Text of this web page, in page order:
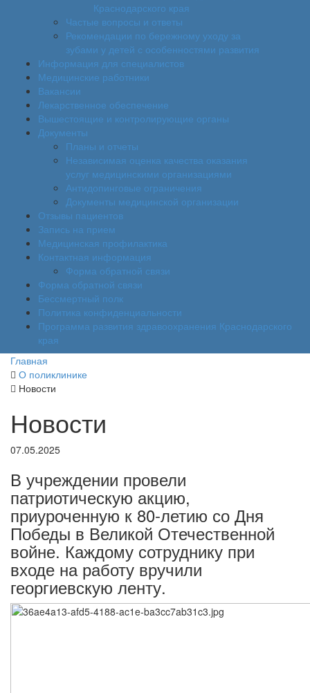
Краснодарского края
Частые вопросы и ответы
Рекомендации по бережному уходу за
зубами у детей с особенностями развития
Информация для специалистов
Медицинские работники
Вакансии
Лекарственное обеспечение
Вышестоящие и контролирующие органы
Документы
Планы и отчеты
Независимая оценка качества оказания
услуг медицинскими организациями
Антидопинговые ограничения
Документы медицинской организации
Отзывы пациентов
Запись на прием
Медицинская профилактика
Контактная информация
Форма обратной связи
Форма обратной связи
Бессмертный полк
Политика конфиденциальности
Программа развития здравоохранения Краснодарского
края
Главная
О поликлинике
Новости
Новости
07.05.2025
В учреждении провели
патриотическую акцию,
приуроченную к 80-летию со Дня
Победы в Великой Отечественной
войне. Каждому сотруднику при
входе на работу вручили
георгиевскую ленту.